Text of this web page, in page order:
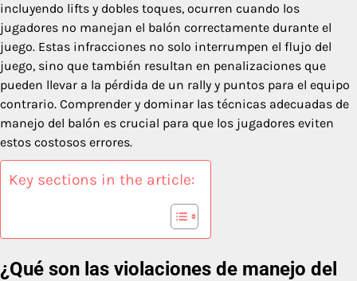
incluyendo lifts y dobles toques, ocurren cuando los
jugadores no manejan el balón correctamente durante el
juego. Estas infracciones no solo interrumpen el flujo del
juego, sino que también resultan en penalizaciones que
pueden llevar a la pérdida de un rally y puntos para el equipo
contrario. Comprender y dominar las técnicas adecuadas de
manejo del balón es crucial para que los jugadores eviten
estos costosos errores.
Key sections in the article:
¿Qué son las violaciones de manejo del